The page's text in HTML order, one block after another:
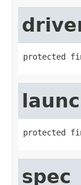
protected
protected
spec